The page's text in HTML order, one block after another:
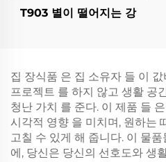
T903 별이 떨어지는 강
집 장식품 은 집 소유자 들 이
프로젝트 를 하지 않고 생활 공
청난 가치 를 준다. 이 제품 들
시각적 영향 을 미치며, 원하는
고칠 수 있게 해 줍니다. 이 물
에, 당신은 당신의 선호도와 생